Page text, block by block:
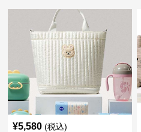
¥5,580 (税込)